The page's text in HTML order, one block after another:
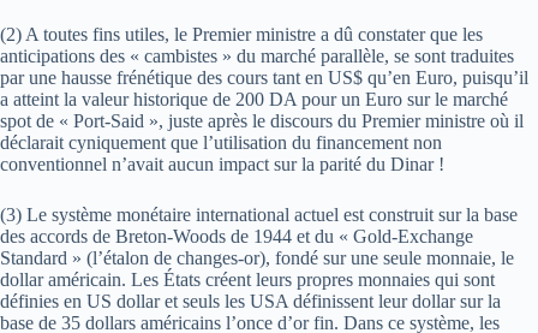
(2) A toutes fins utiles, le Premier ministre a dû constater que les
anticipations des « cambistes » du marché parallèle, se sont traduites
par une hausse frénétique des cours tant en US$ qu’en Euro, puisqu’il
a atteint la valeur historique de 200 DA pour un Euro sur le marché
spot de « Port-Said », juste après le discours du Premier ministre où il
déclarait cyniquement que l’utilisation du financement non
conventionnel n’avait aucun impact sur la parité du Dinar !
(3) Le système monétaire international actuel est construit sur la base
des accords de Breton-Woods de 1944 et du « Gold-Exchange
Standard » (l’étalon de changes-or), fondé sur une seule monnaie, le
dollar américain. Les États créent leurs propres monnaies qui sont
définies en US dollar et seuls les USA définissent leur dollar sur la
base de 35 dollars américains l’once d’or fin. Dans ce système, les